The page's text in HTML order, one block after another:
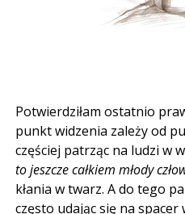
Potwierdziłam ostatnio
punkt widzenia zależy od
częściej patrząc na ludzi w
to jeszcze całkiem młody
kłania w twarz. A do tego
często udając się na